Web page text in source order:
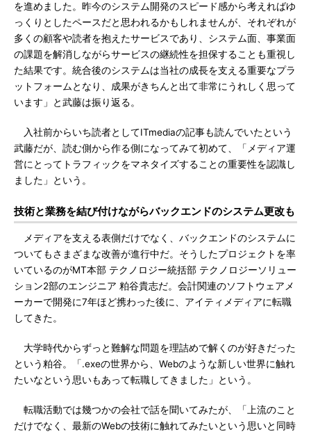
を進めました。昨今のシステム開発のスピード感から考えればゆ
っくりとしたペースだと思われるかもしれませんが、それぞれが
多くの顧客や読者を抱えたサービスであり、システム面、事業面
の課題を解消しながらサービスの継続性を担保することも重視し
た結果です。統合後のシステムは当社の成長を支える重要なプラ
ットフォームとなり、成果がきちんと出て非常にうれしく思って
います」と武藤は振り返る。
入社前からいち読者としてITmediaの記事も読んでいたという
武藤だが、読む側から作る側になってみて初めて、「メディア運
営にとってトラフィックをマネタイズすることの重要性を認識し
ました」という。
技術と業務を結び付けながらバックエンドのシステム更改も
メディアを支える表側だけでなく、バックエンドのシステムに
ついてもさまざまな改善が進行中だ。そうしたプロジェクトを率
いているのがMT本部 テクノロジー統括部 テクノロジーソリュー
ション2部のエンジニア 粕谷貴志だ。会計関連のソフトウェアメ
ーカーで開発に7年ほど携わった後に、アイティメディアに転職
してきた。
大学時代からずっと難解な問題を理詰めで解くのが好きだった
という粕谷。「.exeの世界から、Webのような新しい世界に触れ
たいなという思いもあって転職してきました」という。
転職活動では幾つかの会社で話を聞いてみたが、「上流のこと
だけでなく、最新のWebの技術に触れてみたいという思いと同時